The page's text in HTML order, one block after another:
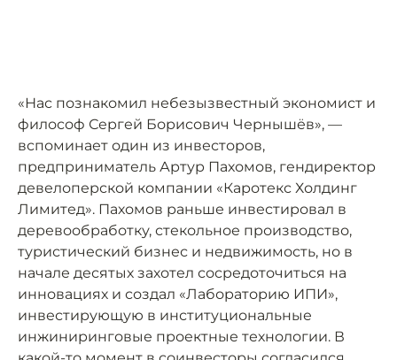
«Нас познакомил небезызвестный экономист и
философ Сергей Борисович Чернышёв», —
вспоминает один из инвесторов,
предприниматель Артур Пахомов, гендиректор
девелоперской компании «Каротекс Холдинг
Лимитед». Пахомов раньше инвестировал в
деревообработку, стекольное производство,
туристический бизнес и недвижимость, но в
начале десятых захотел сосредоточиться на
инновациях и создал «Лабораторию ИПИ»,
инвестирующую в институциональные
инжиниринговые проектные технологии. В